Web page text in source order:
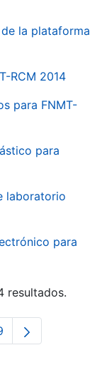
la plataforma
RCM 2014
para FNMT-
para
laboratorio
para
resultados.
intermedias Use